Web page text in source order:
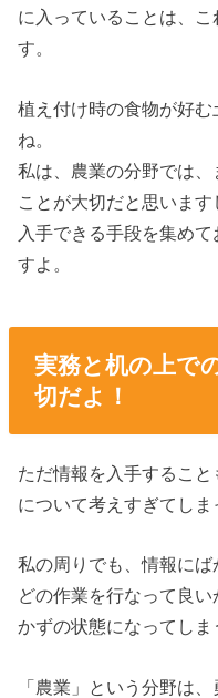
に入っていることは、
す。
植え付け時の食物が好
ね。
私は、農業の分野では
ことが大切だと思いま
入手できる手段を集め
すよ。
実務と机の上で
切だよ！
ただ情報を入手するこ
について考えすぎてしま
私の周りでも、情報に
どの作業を行なって良
かずの状態になってしま
「農業」という分野は